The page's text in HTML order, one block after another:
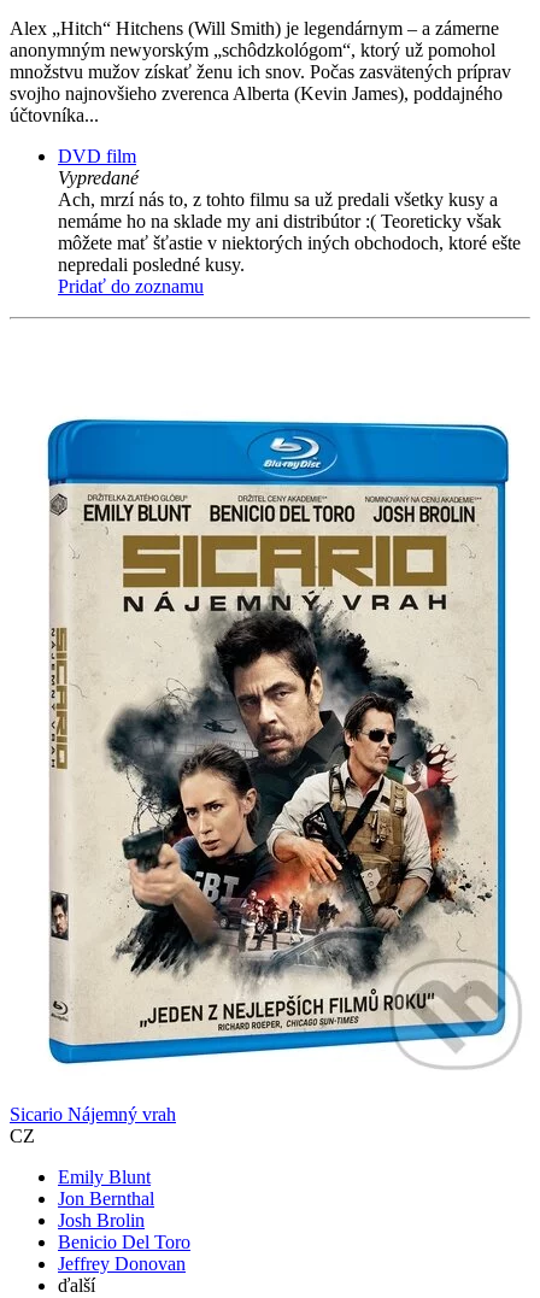
Alex „Hitch“ Hitchens (Will Smith) je legendárnym – a zámerne
anonymným newyorským „schôdzkológom“, ktorý už pomohol
množstvu mužov získať ženu ich snov. Počas zasvätených príprav
svojho najnovšieho zverenca Alberta (Kevin James), poddajného
účtovníka...
DVD film
Vypredané
Ach, mrzí nás to, z tohto filmu sa už predali všetky kusy a
nemáme ho na sklade my ani distribútor :( Teoreticky však
môžete mať šťastie v niektorých iných obchodoch, ktoré ešte
nepredali posledné kusy.
Pridať do zoznamu
Sicario Nájemný vrah
CZ
Emily Blunt
Jon Bernthal
Josh Brolin
Benicio Del Toro
Jeffrey Donovan
ďalší